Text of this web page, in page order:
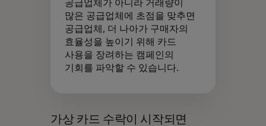
공급업체가 아니라 거래량이
많은 공급업체에 초점을 맞추면
공급업체, 더 나아가 구매자의
효율성을 높이기 위해 카드
사용을 장려하는 캠페인의
기회를 파악할 수 있습니다.
가상 카드 수락이 시작되면